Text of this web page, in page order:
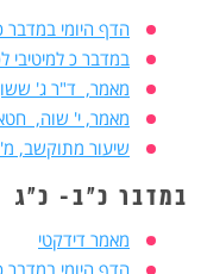
הדף היומי במדבר כ –
במדבר כ למיטיבי
מאמר, ד"ר ג'
מאמר, י' שוה,
שיעור מתוקשב,
במדבר כ"ב- כ"ג
מאמר דידקטי
הדף היומי במדבר כב